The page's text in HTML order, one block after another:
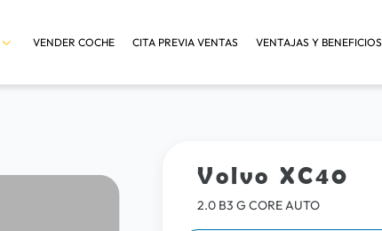
VENDER COCHE CITA PREVIA VENTAS VENTAJAS Y BENEFICIOS
Volvo XC40
2.0 B3 G CORE AUTO